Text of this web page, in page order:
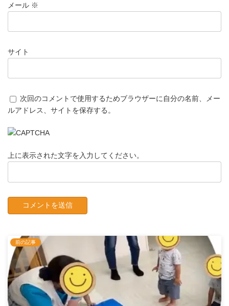
メール ※
サイト
次回のコメントで使用するためブラウザーに自分の名前、メー
ルアドレス、サイトを保存する。
上に表示された文字を入力してください。
前の記事